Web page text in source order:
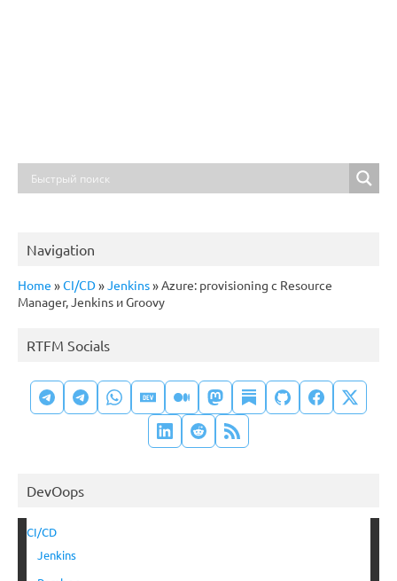
Navigation
Home »CI/CD»Jenkins»Azure: provisioning с Resource
Manager, Jenkins и Groovy
RTFM Socials
DevOops
CI/CD
Jenkins